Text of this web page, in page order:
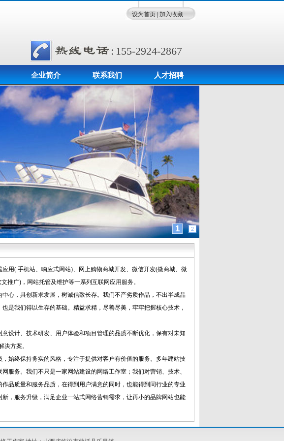
设为首页 加入收藏
155-2924-2867
企业简介 联系我们 人才招聘
1 2
( 手机站、响应式网站)、网上购物商城开发、微信开发(微商城、微
推广)，网站托管及维护等一系列互联网应用服务。
心，具创新求发展，树诚信致长存。我们不产劣质作品，不出半成品
是我们得以生存的基础。精益求精，尽善尽美，牢牢把握核心技术，
设计、技术研发、用户体验和项目管理的品质不断优化，保有对未知
方案。
始终保持务实的风格，专注于提供对客户有价值的服务。多年建站技
服务。我们不只是一家网站建设的网络工作室；我们对营销、技术、
品质量和服务品质，在得到用户满意的同时，也能得到同行业的专业
，服务升级，满足企业一站式网络营销需求，让再小的品牌网站也能